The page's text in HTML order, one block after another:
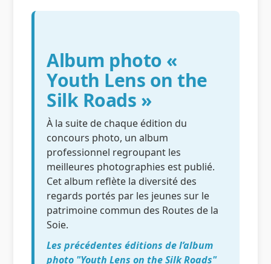
Album photo «
Youth Lens on the
Silk Roads »
À la suite de chaque édition du
concours photo, un album
professionnel regroupant les
meilleures photographies est publié.
Cet album reflète la diversité des
regards portés par les jeunes sur le
patrimoine commun des Routes de la
Soie.
Les précédentes éditions de l’album
photo "Youth Lens on the Silk Roads"